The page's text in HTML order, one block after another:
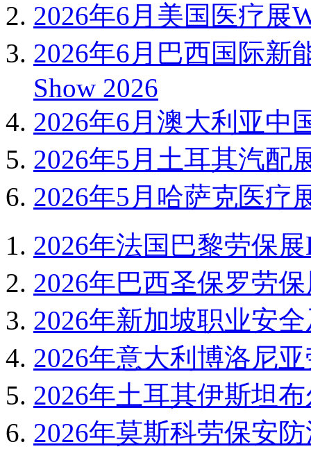
2026年6月美国医疗展
2026年6月巴西国际新
Show 2026
2026年6月澳大利亚中
2026年5月土耳其汽配
2026年5月哈萨克医疗
2026年法国巴黎劳保
2026年巴西圣保罗劳保
2026年新加坡职业安
2026年意大利博洛尼
2026年土耳其伊斯坦
2026年莫斯科劳保安